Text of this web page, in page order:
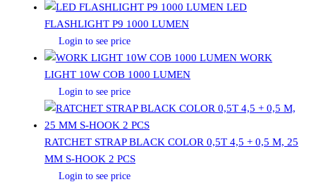
LED
FLASHLIGHT P9 1000 LUMEN
Login to see price
WORK
LIGHT 10W COB 1000 LUMEN
Login to see price
RATCHET STRAP BLACK COLOR 0,5T 4,5 + 0,5 M, 25
MM S-HOOK 2 PCS
Login to see price